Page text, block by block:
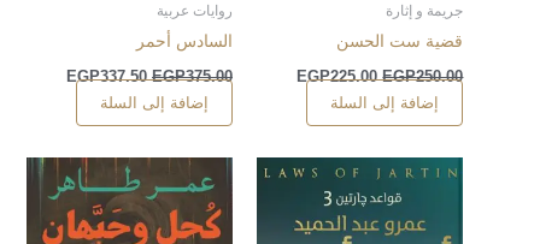
جريمة و إثارة
قضية ست الحسن
EGP250.00
EGP225.00
إضافة إلى السلة
روايات عربية
السادس أحمر
EGP375.00
EGP337.50
إضافة إلى السلة